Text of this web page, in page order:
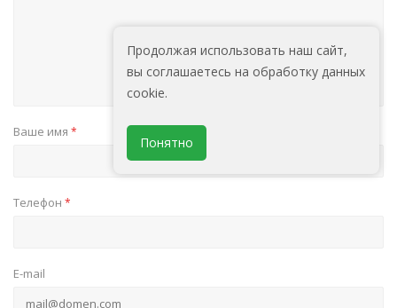
Ваше имя *
Телефон *
E-mail
Продолжая использовать наш сайт,
вы соглашаетесь на обработку данных
cookie.
Понятно